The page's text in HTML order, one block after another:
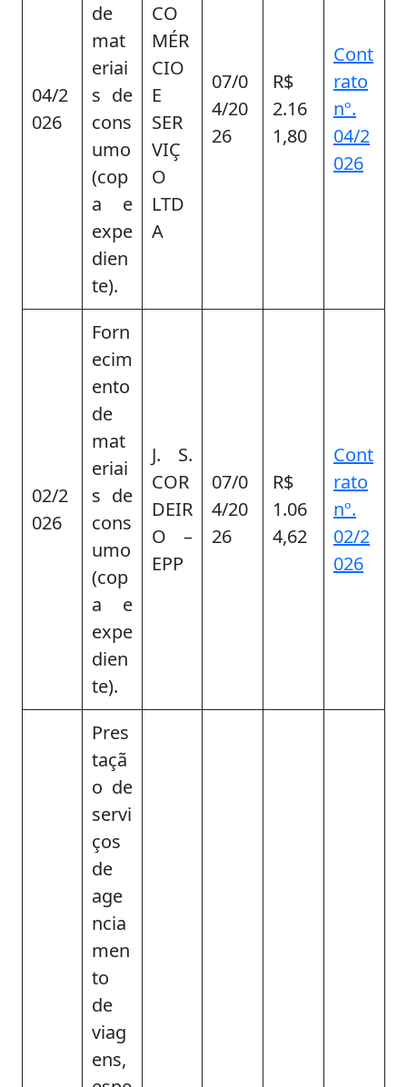
04/2
026
de
mat
eriai
s de
cons
umo
(cop
a e
expe
dien
te).
CO
MÉR
CIO
E
SER
VIÇ
O
LTD
A
07/0
4/20
26
R$
2.16
1,80
Cont
rato
nº.
04/2
026
02/2
026
Forn
ecim
ento
de
mat
eriai
s de
cons
umo
(cop
a e
expe
dien
te).
J. S.
COR
DEIR
O –
EPP
07/0
4/20
26
R$
1.06
4,62
Cont
rato
nº.
02/2
026
Pres
taçã
o de
servi
ços
de
age
ncia
men
to
de
viag
ens,